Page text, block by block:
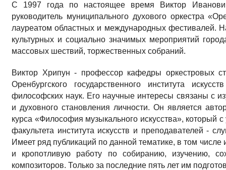
С 1997 года по настоящее время Виктор
руководитель муниципального духового оркестра
лауреатом областных и международных фестивалей.
культурных и социально значимых мероприятий
массовых шествий, торжественных собраний.
Виктор Хрипун - профессор кафедры оркестровых
Оренбургского государственного института
философских наук. Его научные интересы связаны с
и духовного становления личности. Он является
курса «Философия музыкального искусства», который
факультета института искусств и преподавателей -
Имеет ряд публикаций по данной тематике, в том
и кропотливую работу по собиранию, изучению,
композиторов. Только за последние пять лет им